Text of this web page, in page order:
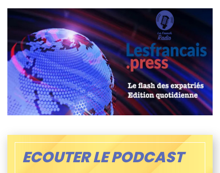
ECOUTER LE PODCAST